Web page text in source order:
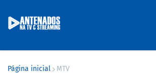
Página inicial MTV